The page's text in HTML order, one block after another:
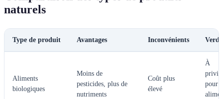
naturels
Type de produit Avantages Inconvénients
Aliments
biologiques
Moins de
pesticides, plus de
nutriments
Coût plus
élevé
À
pour